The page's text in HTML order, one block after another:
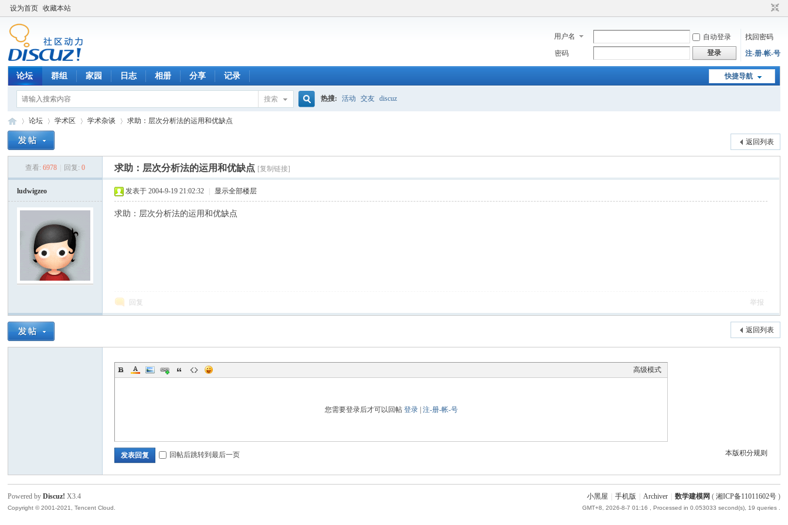
设为首页 收藏本站
用户名 自动登录
找回密码
密码
登录 注-册-帐-号
快捷导航
论坛 群组 家园 日志 相册 分享 记录
搜索 热搜: 活动 交友 discuz
论坛
›
学术区
›
学术杂谈
›
求助：层次分析法的运用和优缺点
返回列表
查看: 6978 回复: 0 求助：层次分析法的运用和优缺点 [复制链接]
ludwigzeo 发表于 2004-9-19 21:02:32 显示全部楼层
求助：层次分析法的运用和优缺点
回复 举报
返回列表
高级模式
您需要登录后才可以回帖 登录| 注-册-帐-号
本版积分规则
发表回复 回帖后跳转到最后一页
小黑屋 手机版 Archiver 数学建模网 ( 湘ICP备11011602号)
GMT+8, 2026-8-7 01:16 , Processed in 0.053033 second(s), 19 queries .
Powered byDiscuz! X3.4
Copyright © 2001-2021, Tencent Cloud.